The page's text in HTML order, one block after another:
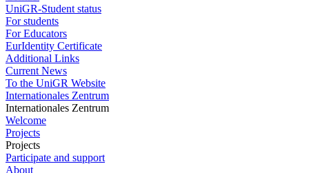
UniGR-Student status
For students
For Educators
EurIdentity Certificate
Additional Links
Current News
To the UniGR Website
Internationales Zentrum
Internationales Zentrum
Welcome
Projects
Projects
Participate and support
About